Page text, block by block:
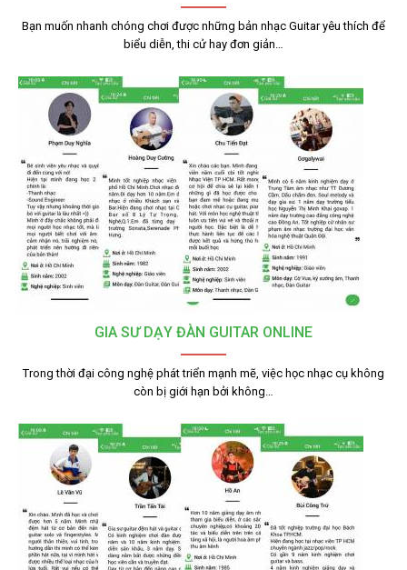
Bạn muốn nhanh chóng chơi được những bản nhạc Guitar yêu thích để
biểu diễn, thi cử hay đơn giản…
GIA SƯ DẠY ĐÀN GUITAR ONLINE
Trong thời đại công nghệ phát triển mạnh mẽ, việc học nhạc cụ không
còn bị giới hạn bởi không…